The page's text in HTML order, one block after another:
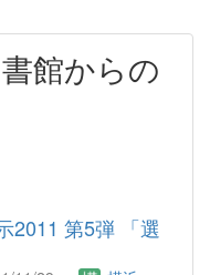
館からの
2011 第5弾 「選